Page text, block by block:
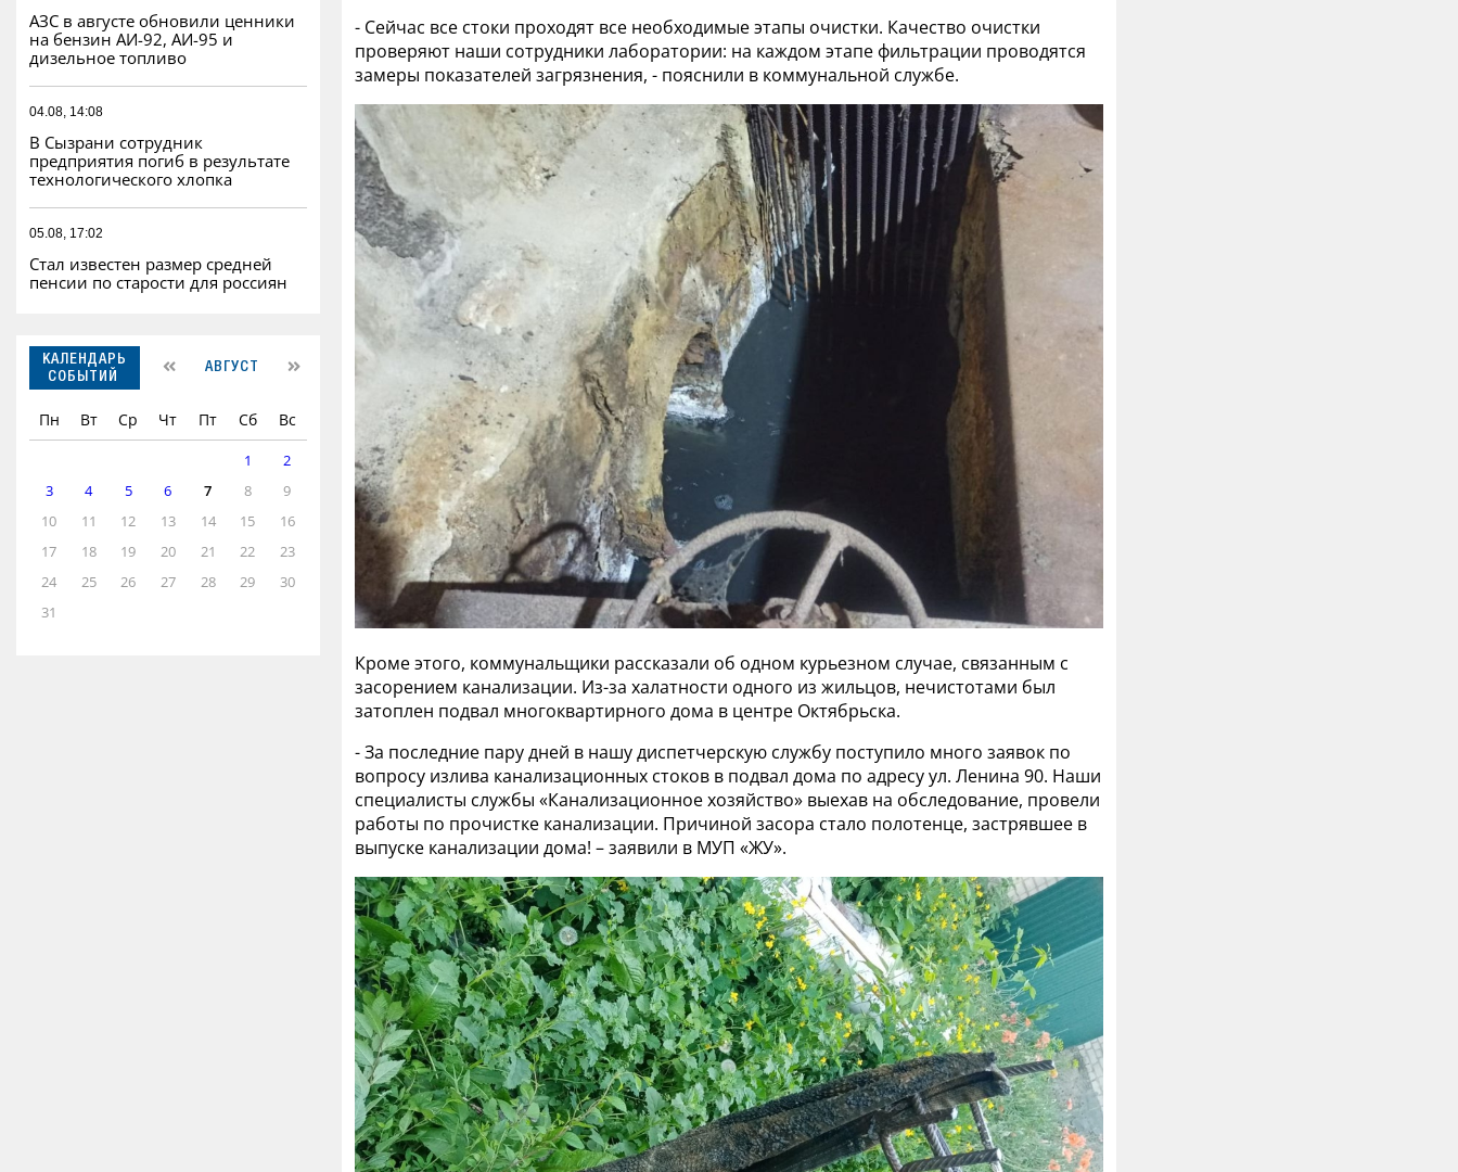
АЗС в августе обновили ценники
на бензин АИ-92, АИ-95 и
дизельное топливо
04.08, 14:08
В Сызрани сотрудник
предприятия погиб в результате
технологического хлопка
05.08, 17:02
Стал известен размер средней
пенсии по старости для россиян
КАЛЕНДАРЬ
СОБЫТИЙ
АВГУСТ
Пн Вт Ср Чт Пт Сб Вс
1
2
3
4 5 6 7 8
9
10
11 12 13 14 15
16
17
18 19 20 21 22
23
24
25 26 27 28 29
30
31
- Сейчас все стоки проходят все необходимые этапы очистки. Качество очистки
проверяют наши сотрудники лаборатории: на каждом этапе фильтрации проводятся
замеры показателей загрязнения, - пояснили в коммунальной службе.
Кроме этого, коммунальщики рассказали об одном курьезном случае, связанным с
засорением канализации. Из-за халатности одного из жильцов, нечистотами был
затоплен подвал многоквартирного дома в центре Октябрьска.
- За последние пару дней в нашу диспетчерскую службу поступило много заявок по
вопросу излива канализационных стоков в подвал дома по адресу ул. Ленина 90. Наши
специалисты службы «Канализационное хозяйство» выехав на обследование, провели
работы по прочистке канализации. Причиной засора стало полотенце, застрявшее в
выпуске канализации дома! – заявили в МУП «ЖУ».